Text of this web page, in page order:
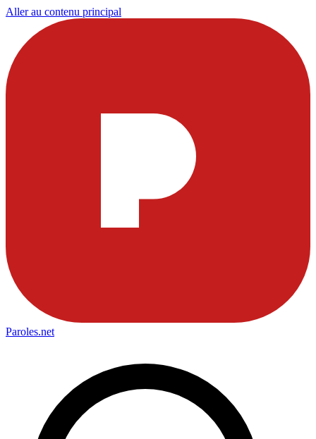
Aller au contenu principal
Paroles.net